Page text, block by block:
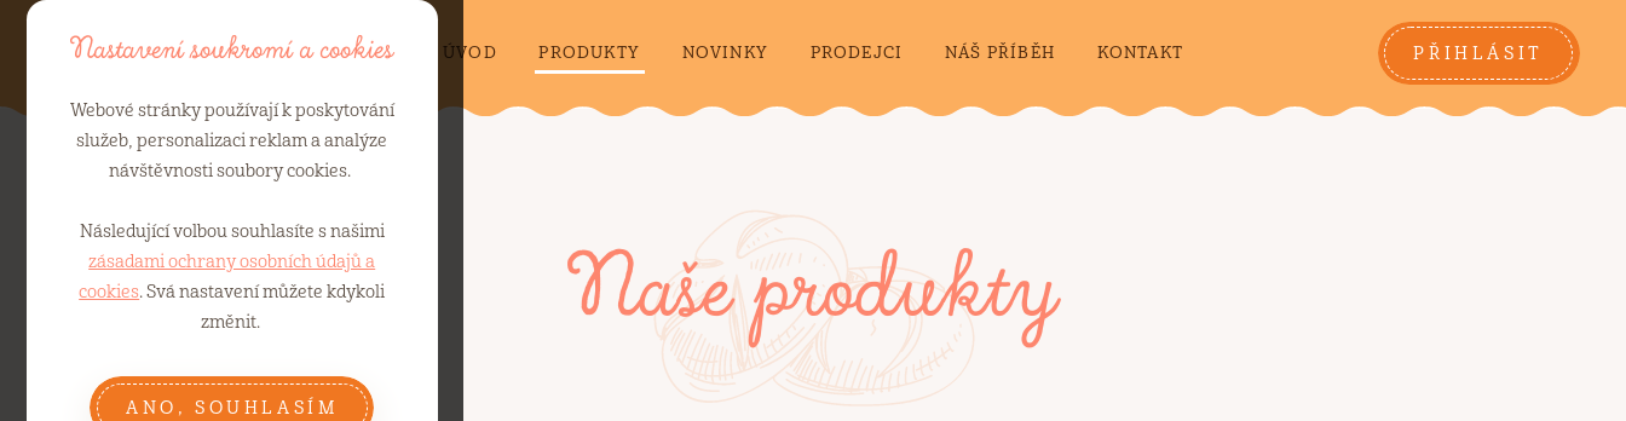
ÚVOD PRODUKTY NOVINKY PRODEJCI NÁŠ PŘÍBĚH KONTAKT PŘIHLÁSIT
Naše produkty
Nastavení soukromí a cookies
Webové stránky používají k poskytování
služeb, personalizaci reklam a analýze
návštěvnosti soubory cookies.
Následující volbou souhlasíte s našimi
zásadami ochrany osobních údajů a
cookies. Svá nastavení můžete kdykoli
změnit.
ANO, SOUHLASÍM